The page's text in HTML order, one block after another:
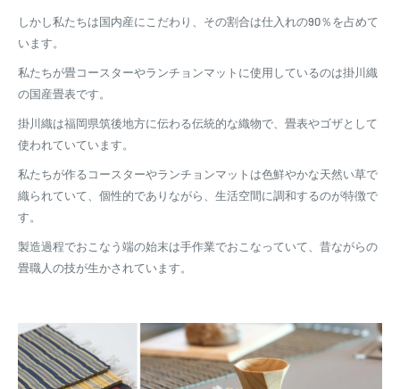
しかし私たちは国内産にこだわり、その割合は仕入れの90％を占めて
います。
私たちが畳コースターやランチョンマットに使用しているのは掛川織
の国産畳表です。
掛川織は福岡県筑後地方に伝わる伝統的な織物で、畳表やゴザとして
使われていています。
私たちが作るコースターやランチョンマットは色鮮やかな天然い草で
織られていて、個性的でありながら、生活空間に調和するのが特徴で
す。
製造過程でおこなう端の始末は手作業でおこなっていて、昔ながらの
畳職人の技が生かされています。